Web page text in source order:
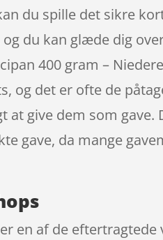
du spille det sikre
du kan glæde dig
400 gram –
og det er ofte de
give dem som gave.
gave, da mange
en af de